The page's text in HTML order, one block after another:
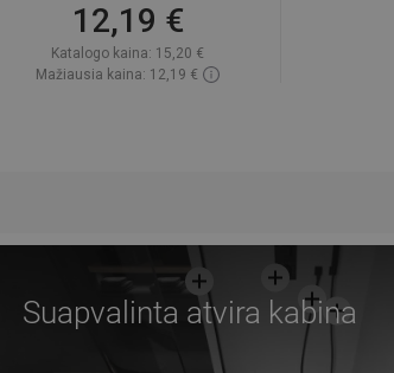
12,19 €
Katalogo kaina: 15,20 €
Mažiausia kaina: 12,19 €
Suapvalinta atvira kabina